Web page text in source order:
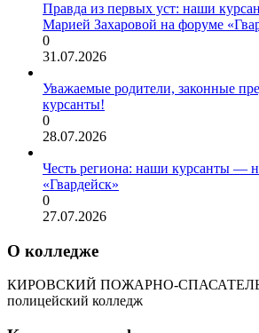
Правда из первых уст: наши
Марией Захаровой на форуме
0
31.07.2026
Уважаемые родители, законные
курсанты!
0
28.07.2026
Честь региона: наши курсанты —
«Гвардейск»
0
27.07.2026
О колледже
КИРОВСКИЙ ПОЖАРНО-
полицейский колледж